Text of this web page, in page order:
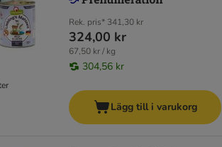
Rek. pris* 341,30 kr
324,00 kr
67,50 kr / kg
304,56 kr
Lägg till i varukorg